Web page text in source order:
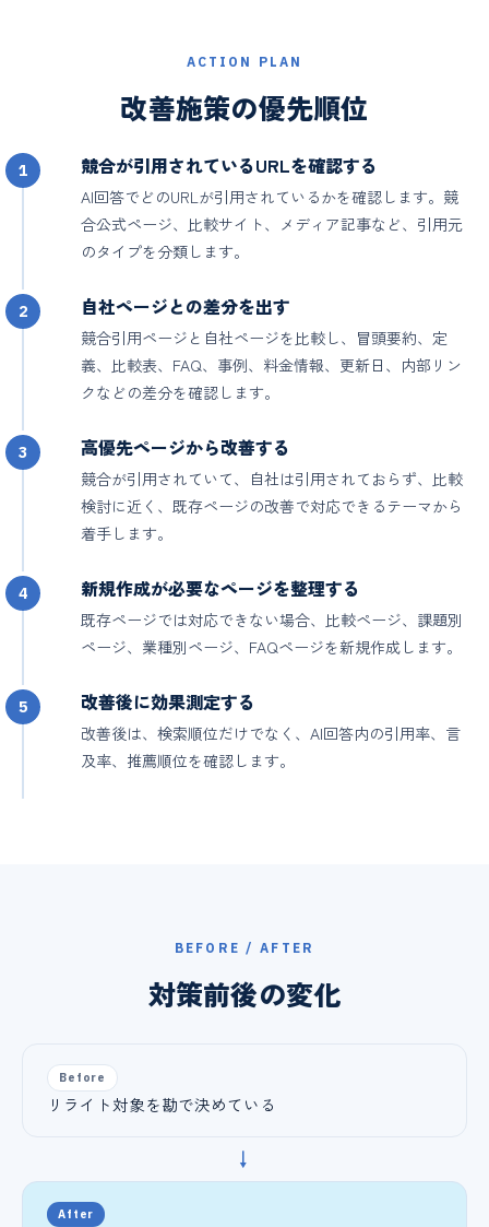
ACTION PLAN
改善施策の優先順位
1 競合が引用されているURLを確認する
AI回答でどのURLが引用されているかを確認します。競
合公式ページ、比較サイト、メディア記事など、引用元
のタイプを分類します。
2 自社ページとの差分を出す
競合引用ページと自社ページを比較し、冒頭要約、定
義、比較表、FAQ、事例、料金情報、更新日、内部リン
クなどの差分を確認します。
3 高優先ページから改善する
競合が引用されていて、自社は引用されておらず、比較
検討に近く、既存ページの改善で対応できるテーマから
着手します。
4 新規作成が必要なページを整理する
既存ページでは対応できない場合、比較ページ、課題別
ページ、業種別ページ、FAQページを新規作成します。
5 改善後に効果測定する
改善後は、検索順位だけでなく、AI回答内の引用率、言
及率、推薦順位を確認します。
BEFORE / AFTER
対策前後の変化
Before
リライト対象を勘で決めている
→
After